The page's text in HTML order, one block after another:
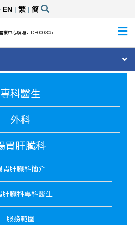
EN| 繁| 簡
療中心牌照：DP000305
專科醫生
外科
胃肝臟科
胃肝臟科簡介
肝臟科專科醫生
服務範圍